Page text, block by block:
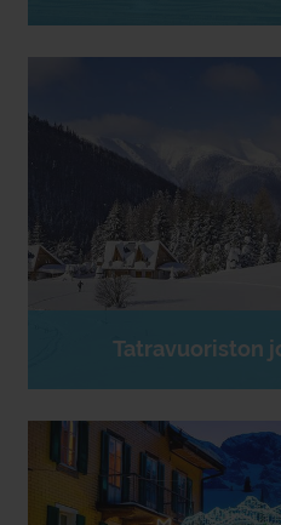
Tatravuoriston